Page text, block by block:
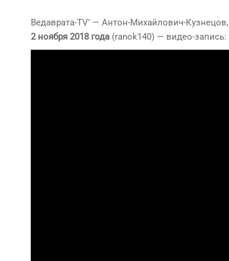
Ведаврата-TV’ — Антон-Михайлович-Кузнецов,
2 ноября 2018 года (ranok140) — видео-запись: